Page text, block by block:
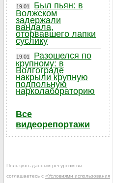
19.01
Был пьян: в
Волжском
задержали
вандала,
оторвавшего лапки
суслику
19.01
Разошелся по
крупному: в
Волгограде
накрыли крупную
подпольную
нарколабораторию
Все
видеорепортажи
Пользуясь данным ресурсом вы
соглашаетесь с «Условиями использования